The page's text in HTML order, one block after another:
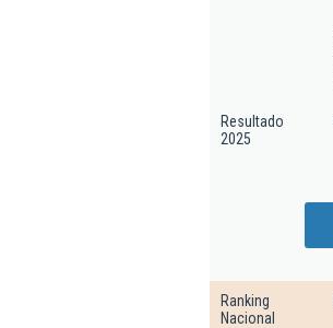
Resultado
2025
Ranking
Nacional